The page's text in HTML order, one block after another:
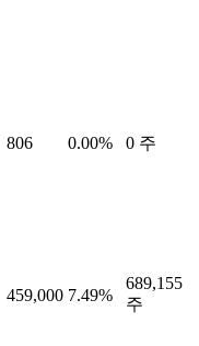
806 0.00% 0 주
459,000 7.49%
689,155
주